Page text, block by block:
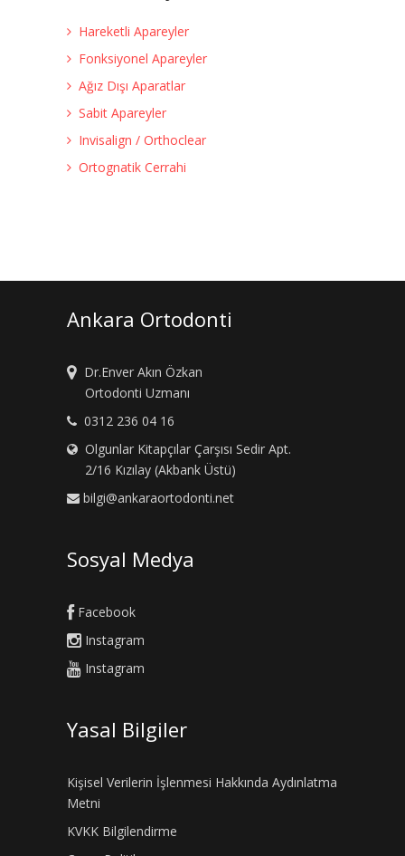
Hareketli Apareyler
Fonksiyonel Apareyler
Ağız Dışı Aparatlar
Sabit Apareyler
Invisalign / Orthoclear
Ortognatik Cerrahi
Ankara Ortodonti
Dr.Enver Akın Özkan
Ortodonti Uzmanı
0312 236 04 16
Olgunlar Kitapçılar Çarşısı Sedir Apt.
2/16 Kızılay (Akbank Üstü)
bilgi@ankaraortodonti.net
Sosyal Medya
Facebook
Instagram
Instagram
Yasal Bilgiler
Kişisel Verilerin İşlenmesi Hakkında Aydınlatma
Metni
KVKK Bilgilendirme